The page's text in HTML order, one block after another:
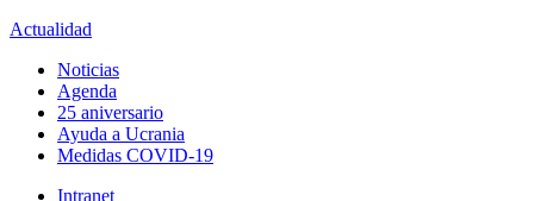
Actualidad
Noticias
Agenda
25 aniversario
Ayuda a Ucrania
Medidas COVID-19
Intranet